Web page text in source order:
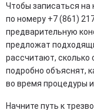
Чтобы записаться на
по номеру +7 (861)
предварительную
предложат
рассчитают, сколько
подробно объяснят,
во время процедуры и
Начните путь к